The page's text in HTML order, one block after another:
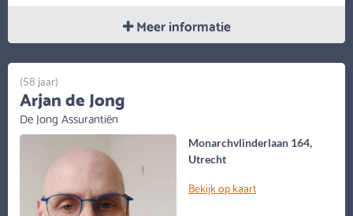
Meer informatie
Monarchvlinderlaan 164,
Utrecht
Bekijk op kaart
(58 jaar)
Arjan de Jong
De Jong Assurantiën